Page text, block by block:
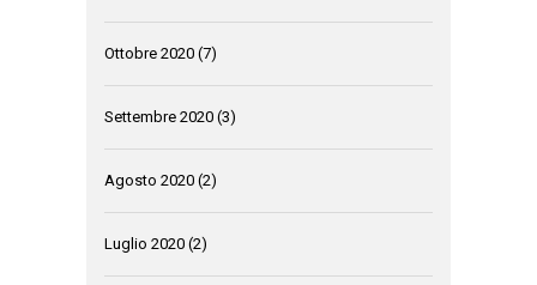
Ottobre 2020 (7)
Settembre 2020 (3)
Agosto 2020 (2)
Luglio 2020 (2)